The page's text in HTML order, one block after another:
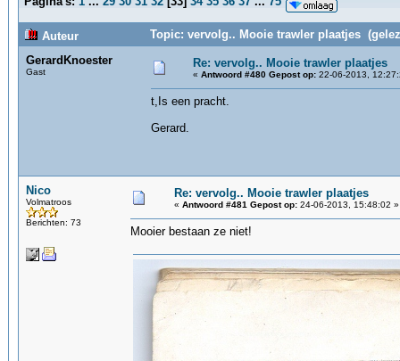
Auteur
Topic: vervolg.. Mooie trawler plaatjes
GerardKnoester
Gast
Re: vervolg.. Mooie trawler plaatjes
« Antwoord #480 Gepost op:22-06-2013,
t,Is een pracht.
Gerard.
Nico
Volmatroos
Berichten: 73
Re: vervolg.. Mooie trawler plaatjes
« Antwoord #481 Gepost op:24-06-2013, 15:48:02 »
Mooier bestaan ze niet!